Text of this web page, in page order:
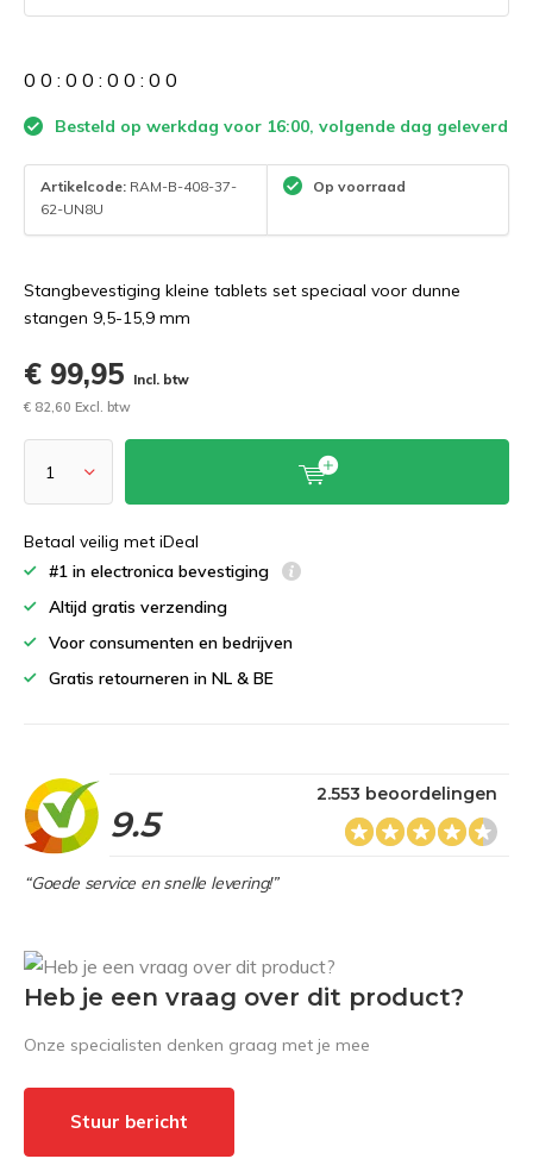
0 0 : 0 0 : 0 0 : 0 0
Besteld op werkdag voor 16:00, volgende dag geleverd
Artikelcode: RAM-B-408-37-
62-UN8U
Op voorraad
Stangbevestiging kleine tablets set speciaal voor dunne
stangen 9,5-15,9 mm
€ 99,95
Incl. btw
€ 82,60 Excl. btw
Betaal veilig met iDeal
#1 in electronica bevestiging
Altijd gratis verzending
Voor consumenten en bedrijven
Gratis retourneren in NL & BE
9.5
2.553 beoordelingen
“Goede service en snelle levering!”
Heb je een vraag over dit product?
Onze specialisten denken graag met je mee
Stuur bericht